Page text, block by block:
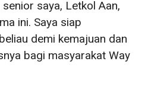
saya, Letkol Aan,
ini. Saya siap
demi kemajuan dan
bagi masyarakat Way